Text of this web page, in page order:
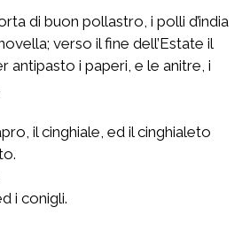
di buon pollastro, i polli d’india
verso il fine dell’Estate il
antipasto i paperi, e le anitre, i
il cinghiale, ed il cinghialeto
i conigli.